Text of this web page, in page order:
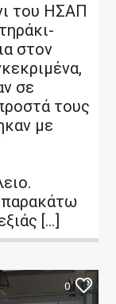
του ΗΣΑΠ
στον
σε
τους
με
[…]
0